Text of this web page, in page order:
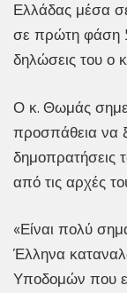
Ελλάδας μέσα
σε πρώτη φάση
δηλώσεις του ο
Ο κ. Θωμάς
προσπάθεια να
δημοπρατήσεις
από τις αρχές
«Είναι πολύ
Έλληνα
Υποδομών που